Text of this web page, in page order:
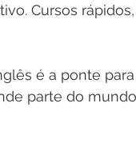
Cursos
é a ponte
parte do